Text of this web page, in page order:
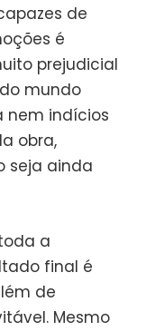
de
é
prejudicial
mundo
nem indícios
obra,
seja ainda
a
final é
de
Mesmo